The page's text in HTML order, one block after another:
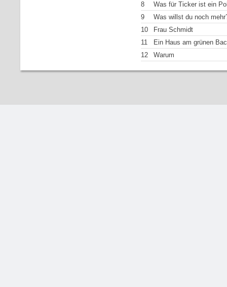
8
Was für Ticker ist ein
9
Was willst du noch
10
Frau Schmidt
11
Ein Haus am grünen
12
Warum